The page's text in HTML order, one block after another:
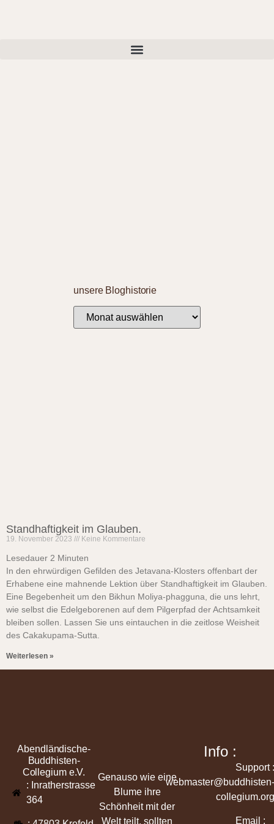
unsere Bloghistorie
Standhaftigkeit im Glauben.
19. November 2023 Keine Kommentare
Lesedauer 2 Minuten
In den ehrwürdigen Gefilden des Jetavana-Klosters offenbart der
Erhabene eine mahnende Lektion über Standhaftigkeit im Glauben.
Eine Begebenheit um den Bikhun Moliya-phagguna, die uns lehrt,
wie selbst die Edelgeborenen auf dem Pilgerpfad der Achtsamkeit
bleiben sollen. Lassen Sie uns eintauchen in die zeitlose Weisheit
des Cakakupama-Sutta.
Weiterlesen »
Abendländische-
Buddhisten-
Collegium e.V.
: Inratherstrasse
364
Genauso wie eine
Blume ihre
Schönheit mit der
Welt teilt, sollten
Info :
Support :
webmaster@buddhisten-
collegium.org
Email :